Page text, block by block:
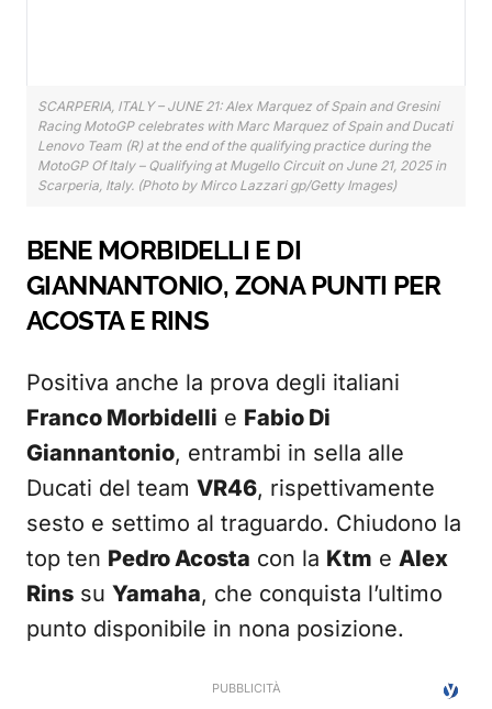
SCARPERIA, ITALY – JUNE 21: Alex Marquez of Spain and Gresini
Racing MotoGP celebrates with Marc Marquez of Spain and Ducati
Lenovo Team (R) at the end of the qualifying practice during the
MotoGP Of Italy – Qualifying at Mugello Circuit on June 21, 2025 in
Scarperia, Italy. (Photo by Mirco Lazzari gp/Getty Images)
BENE MORBIDELLI E DI
GIANNANTONIO, ZONA PUNTI PER
ACOSTA E RINS
Positiva anche la prova degli italiani
Franco Morbidelli e Fabio Di
Giannantonio, entrambi in sella alle
Ducati del team VR46, rispettivamente
sesto e settimo al traguardo. Chiudono la
top ten Pedro Acosta con la Ktm e Alex
Rins su Yamaha, che conquista l’ultimo
punto disponibile in nona posizione.